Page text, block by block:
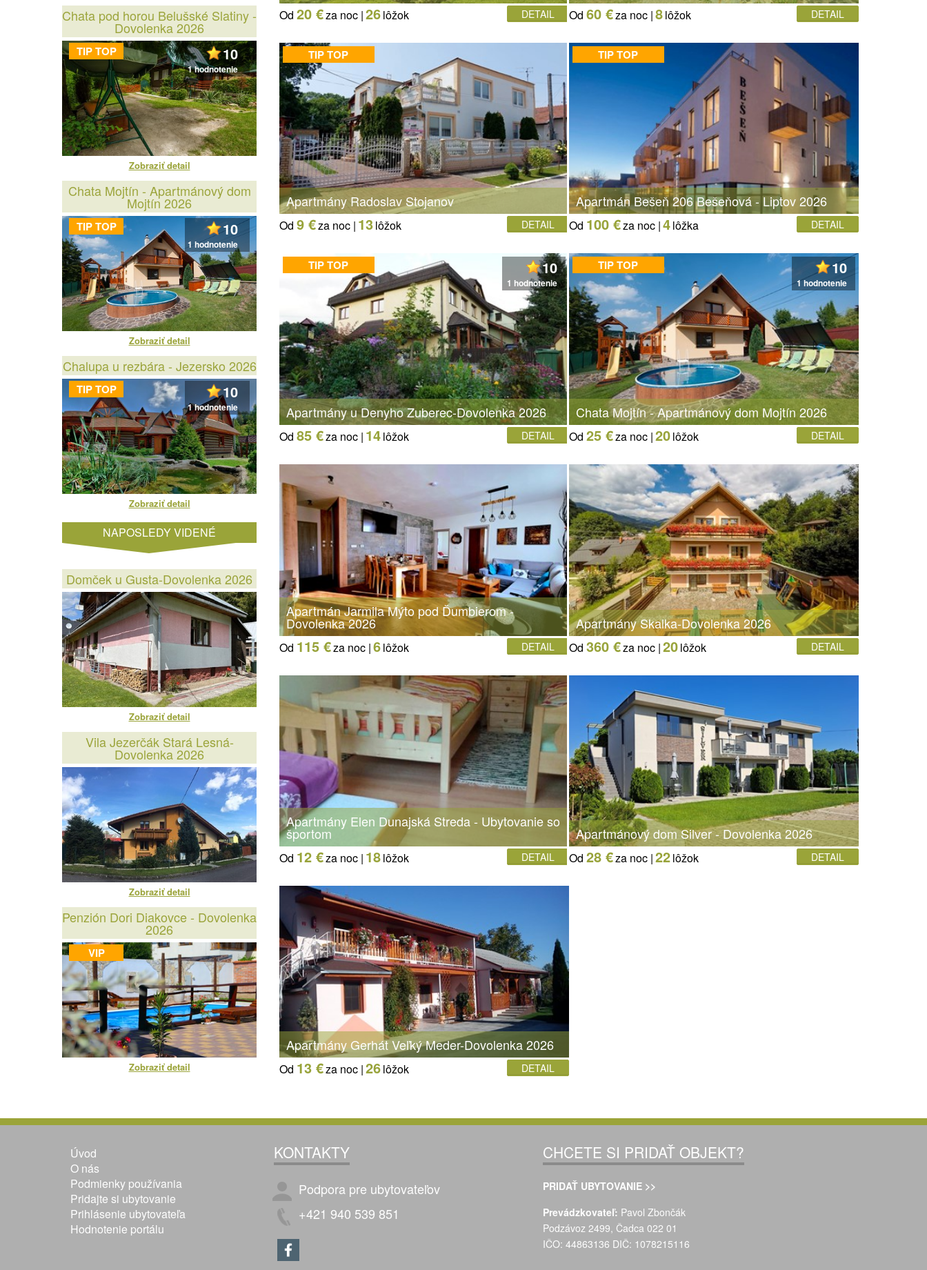
Chata pod horou Belušské Slatiny -
Dovolenka 2026
TIP TOP 10
1 hodnotenie
Zobraziť detail
Chata Mojtín - Apartmánový dom
Mojtín 2026
TIP TOP 10
1 hodnotenie
Zobraziť detail
Chalupa u rezbára - Jezersko 2026
TIP TOP 10
1 hodnotenie
Zobraziť detail
NAPOSLEDY VIDENÉ
Domček u Gusta-Dovolenka 2026
Zobraziť detail
Vila Jezerčák Stará Lesná-
Dovolenka 2026
Zobraziť detail
Penzión Dori Diakovce - Dovolenka
2026
VIP
Zobraziť detail
Od 20 €za noc |26lôžok DETAIL Od 60 €za noc |8lôžok DETAIL
TIP TOP
Apartmány Radoslav Stojanov
Od 9 €za noc | 13lôžok DETAIL
TIP TOP
Apartmán Bešeň 206 Bešeňová - Liptov 2026
Od 100 €za noc |4lôžka DETAIL
TIP TOP 10
1 hodnotenie
Apartmány u Denyho Zuberec-Dovolenka 2026
Od 85 €za noc | 14lôžok DETAIL
TIP TOP 10
1 hodnotenie
Chata Mojtín - Apartmánový dom Mojtín 2026
Od 25 €za noc |20lôžok DETAIL
Apartmán Jarmila Mýto pod Ďumbierom -
Dovolenka 2026
Od 115 €za noc |6lôžok DETAIL
Apartmány Skalka-Dovolenka 2026
Od 360 €za noc |20lôžok DETAIL
Apartmány Elen Dunajská Streda - Ubytovanie so
športom
Od 12 €za noc | 18lôžok DETAIL
Apartmánový dom Silver - Dovolenka 2026
Od 28 €za noc |22lôžok DETAIL
Apartmány Gerhát Veľký Meder-Dovolenka 2026
Od 13 €za noc |26lôžok DETAIL
Úvod
O nás
Podmienky používania
Pridajte si ubytovanie
Prihlásenie ubytovateľa
Hodnotenie portálu
KONTAKTY
Podpora pre ubytovateľov
+421 940 539 851
CHCETE SI PRIDAŤ OBJEKT?
PRIDAŤ UBYTOVANIE >>
Prevádzkovateľ: Pavol Zbončák
Podzávoz 2499, Čadca 022 01
IČO: 44863136 DIČ: 1078215116